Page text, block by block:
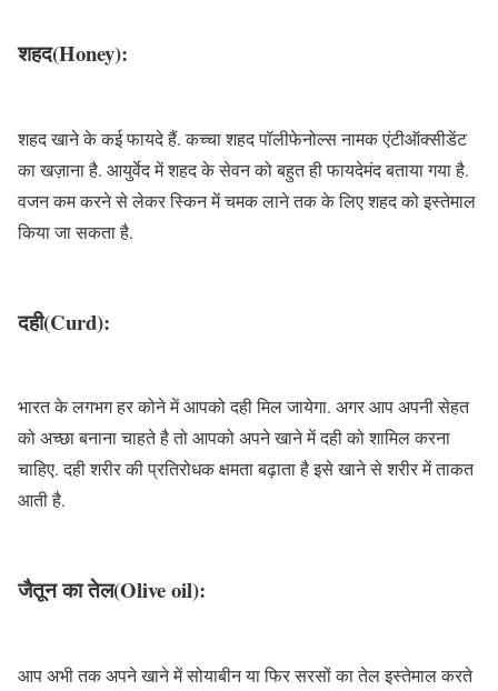
शहद(Honey):
शहद खाने के कई फायदे हैं. कच्चा शहद पॉलीफेनोल्स नामक एंटीऑक्सीडेंट
का खज़ाना है. आयुर्वेद में शहद के सेवन को बहुत ही फायदेमंद बताया गया है.
वजन कम करने से लेकर स्किन में चमक लाने तक के लिए शहद को इस्तेमाल
किया जा सकता है.
दही(Curd):
भारत के लगभग हर कोने में आपको दही मिल जायेगा. अगर आप अपनी सेहत
को अच्छा बनाना चाहते है तो आपको अपने खाने में दही को शामिल करना
चाहिए. दही शरीर की प्रतिरोधक क्षमता बढ़ाता है इसे खाने से शरीर में ताकत
आती है.
जैतून का तेल(Olive oil):
आप अभी तक अपने खाने में सोयाबीन या फिर सरसों का तेल इस्तेमाल करते